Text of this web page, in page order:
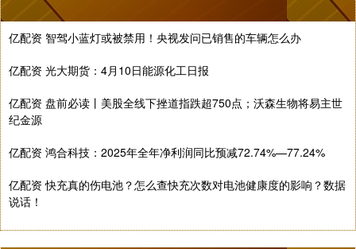
亿配资 智驾小蓝灯或被禁用！央视发问已销售的车辆怎么办
亿配资 光大期货：4月10日能源化工日报
亿配资 盘前必读丨美股全线下挫道指跌超750点；沃森生物将易主世
纪金源
亿配资 鸿合科技：2025年全年净利润同比预减72.74%—77.24%
亿配资 快充真的伤电池？怎么查快充次数对电池健康度的影响？数据
说话！